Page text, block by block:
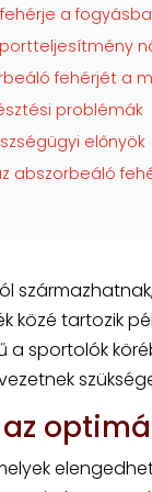
a
fehérjét a
problémák
előnyök
abszorbeáló
közé tartozik
a sportolók